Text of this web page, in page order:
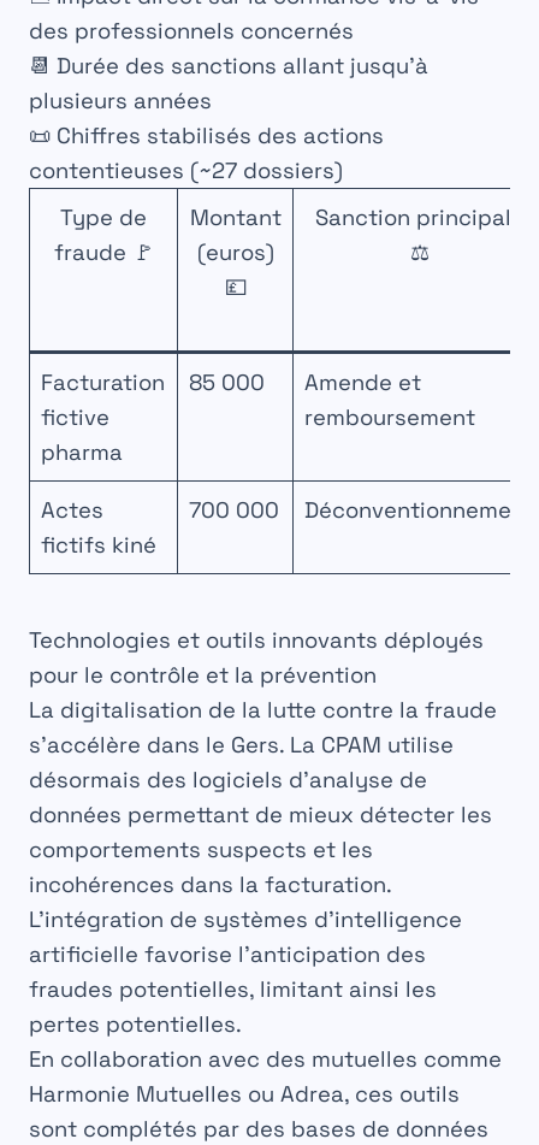
des professionnels concernés
📆 Durée des sanctions allant jusqu’à
plusieurs années
📜 Chiffres stabilisés des actions
contentieuses (~27 dossiers)
Type de
fraude 🚩
Montant
(euros)
💷
Sanction principale
⚖️
Facturation
fictive
pharma
85 000
Amende et
remboursement
Actes
fictifs kiné
700 000 Déconventionnement
Technologies et outils innovants déployés
pour le contrôle et la prévention
La digitalisation de la lutte contre la fraude
s’accélère dans le Gers. La CPAM utilise
désormais des logiciels d’analyse de
données permettant de mieux détecter les
comportements suspects et les
incohérences dans la facturation.
L’intégration de systèmes d’intelligence
artificielle favorise l’anticipation des
fraudes potentielles, limitant ainsi les
pertes potentielles.
En collaboration avec des mutuelles comme
Harmonie Mutuelles ou Adrea, ces outils
sont complétés par des bases de données